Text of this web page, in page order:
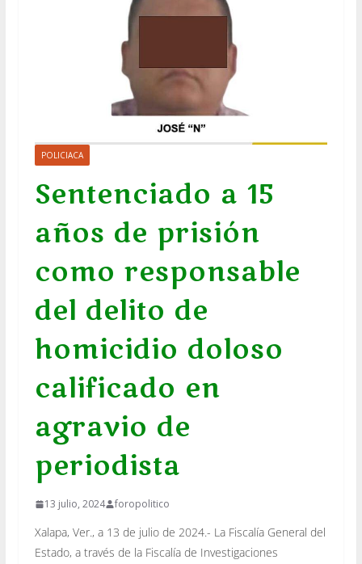
POLICIACA
Sentenciado a 15
años de prisión
como responsable
del delito de
homicidio doloso
calificado en
agravio de
periodista
13 julio, 2024 foropolitico
Xalapa, Ver., a 13 de julio de 2024.- La Fiscalía General del
Estado, a través de la Fiscalía de Investigaciones